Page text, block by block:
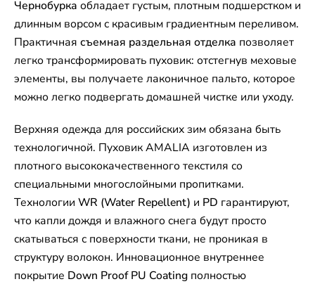
Чернобурка обладает густым, плотным подшерстком и
длинным ворсом с красивым градиентным переливом.
Практичная съемная раздельная отделка позволяет
легко трансформировать пуховик: отстегнув меховые
элементы, вы получаете лаконичное пальто, которое
можно легко подвергать домашней чистке или уходу.
Верхняя одежда для российских зим обязана быть
технологичной. Пуховик AMALIA изготовлен из
плотного высококачественного текстиля со
специальными многослойными пропитками.
Технологии WR (Water Repellent) и PD гарантируют,
что капли дождя и влажного снега будут просто
скатываться с поверхности ткани, не проникая в
структуру волокон. Инновационное внутреннее
покрытие Down Proof PU Coating полностью